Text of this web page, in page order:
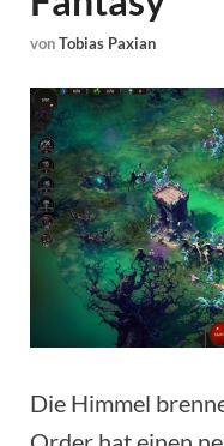
vonTobias Paxian
Die Himmel